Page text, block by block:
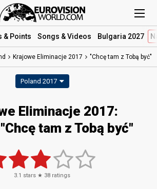
& Points Songs & Videos Bulgaria 2027
Krajowe Eliminacje 2017 "Chcę tam z Tobą być"
Poland 2017
Eliminacje 2017:
tam z Tobą być"
3.1 stars ★ 38 ratings